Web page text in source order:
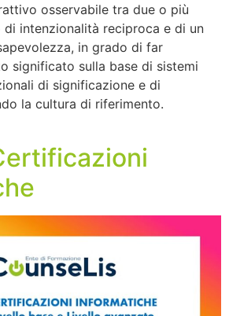
osservabile tra due o più
intenzionalità reciproca e di un
in grado di far
significato sulla base di sistemi
di significazione e di
la cultura di riferimento.